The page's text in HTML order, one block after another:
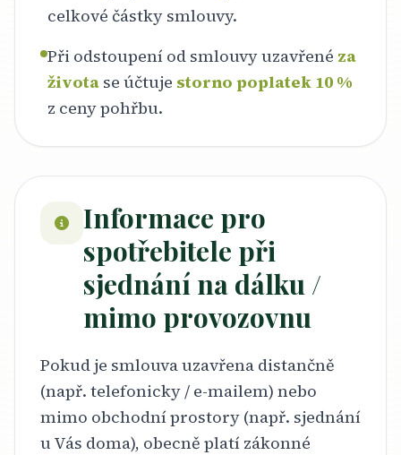
celkové částky smlouvy.
Při odstoupení od smlouvy uzavřené za
života se účtuje storno poplatek 10 %
z ceny pohřbu.
Informace pro
spotřebitele při
sjednání na dálku /
mimo provozovnu
Pokud je smlouva uzavřena distančně
(např. telefonicky / e-mailem) nebo
mimo obchodní prostory (např. sjednání
u Vás doma), obecně platí zákonné